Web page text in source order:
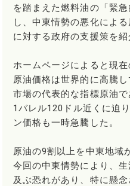
を踏まえた燃料油の「緊
し、中東情勢の悪化によ
に対する政府の支援策を紹
ホームページによると現在
原油価格は世界的に高騰
市場の代表的な指標原油
1バレル120ドル近くに迫
ン価格も一時急騰した。
原油の9割以上を中東地域
今回の中東情勢により、
及ぶ恐れがあり、特に懸